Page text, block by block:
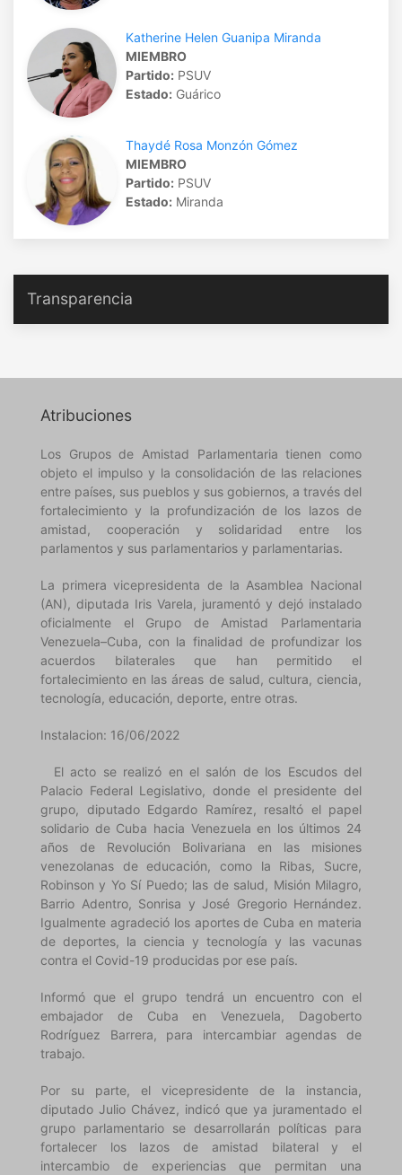
Katherine Helen Guanipa Miranda
MIEMBRO
Partido: PSUV
Estado: Guárico
Thaydé Rosa Monzón Gómez
MIEMBRO
Partido: PSUV
Estado: Miranda
Transparencia
Atribuciones
Los Grupos de Amistad Parlamentaria tienen como
objeto el impulso y la consolidación de las relaciones
entre países, sus pueblos y sus gobiernos, a través del
fortalecimiento y la profundización de los lazos de
amistad, cooperación y solidaridad entre los
parlamentos y sus parlamentarios y parlamentarias.
La primera vicepresidenta de la Asamblea Nacional
(AN), diputada Iris Varela, juramentó y dejó instalado
oficialmente el Grupo de Amistad Parlamentaria
Venezuela–Cuba, con la finalidad de profundizar los
acuerdos bilaterales que han permitido el
fortalecimiento en las áreas de salud, cultura, ciencia,
tecnología, educación, deporte, entre otras.
Instalacion: 16/06/2022
El acto se realizó en el salón de los Escudos del
Palacio Federal Legislativo, donde el presidente del
grupo, diputado Edgardo Ramírez, resaltó el papel
solidario de Cuba hacia Venezuela en los últimos 24
años de Revolución Bolivariana en las misiones
venezolanas de educación, como la Ribas, Sucre,
Robinson y Yo Sí Puedo; las de salud, Misión Milagro,
Barrio Adentro, Sonrisa y José Gregorio Hernández.
Igualmente agradeció los aportes de Cuba en materia
de deportes, la ciencia y tecnología y las vacunas
contra el Covid-19 producidas por ese país.
Informó que el grupo tendrá un encuentro con el
embajador de Cuba en Venezuela, Dagoberto
Rodríguez Barrera, para intercambiar agendas de
trabajo.
Por su parte, el vicepresidente de la instancia,
diputado Julio Chávez, indicó que ya juramentado el
grupo parlamentario se desarrollarán políticas para
fortalecer los lazos de amistad bilateral y el
intercambio de experiencias que permitan una